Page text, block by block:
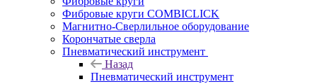
Фибровые круги COMBICLICK
Магнитно-Сверлильное оборудование
Корончатые сверла
Пневматический инструмент
Назад
Пневматический инструмент